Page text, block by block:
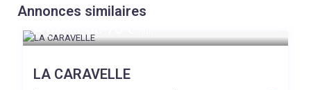
Annonces similaires
A partir de 70 €
LA CARAVELLE